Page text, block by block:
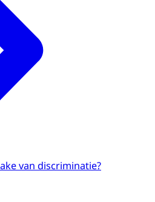
van discriminatie?